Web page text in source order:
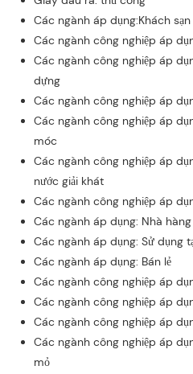
Các ngành áp dụng:Khách sạn
Các ngành công nghiệp áp
Các ngành công nghiệp áp
dựng
Các ngành công nghiệp áp
Các ngành công nghiệp áp
móc
Các ngành công nghiệp áp
nước giải khát
Các ngành công nghiệp áp
Các ngành áp dụng: Nhà hàng
Các ngành áp dụng: Sử dụng
Các ngành áp dụng: Bán lẻ
Các ngành công nghiệp áp
Các ngành công nghiệp áp
Các ngành công nghiệp áp
Các ngành công nghiệp áp
mỏ